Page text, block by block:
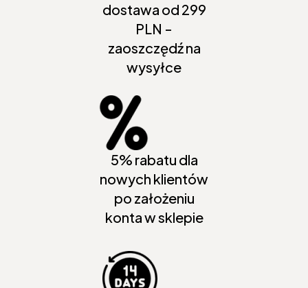
dostawa od 299
PLN -
zaoszczędź na
wysyłce
5% rabatu dla
nowych klientów
po założeniu
konta w sklepie